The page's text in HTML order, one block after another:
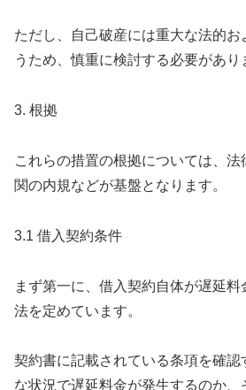
ただし、自己破産には重大な法的
うため、慎重に検討する必要があり
3. 根拠
これらの措置の根拠については、
関の内規などが基盤となります。
3.1 借入契約条件
まず第一に、借入契約自体が遅延
法を定めています。
契約書に記載されている条項を確認
な状況で遅延料金が発生するのか